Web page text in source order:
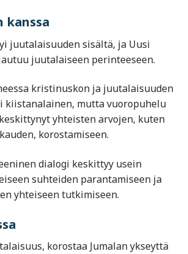
kanssa
juutalaisuuden sisältä, ja Uusi
juutalaiseen perinteeseen.
kristinuskon ja juutalaisuuden
kiistanalainen, mutta vuoropuhelu
yhteisten arvojen, kuten
korostamiseen.
dialogi keskittyy usein
suhteiden parantamiseen ja
yhteiseen tutkimiseen.
korostaa Jumalan ykseyttä